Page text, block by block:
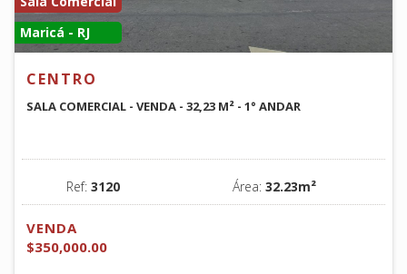
Maricá - RJ
CENTRO
SALA COMERCIAL - VENDA - 32,23 M² - 1° ANDAR
Ref: 3120 Área: 32.23m²
VENDA
$350,000.00